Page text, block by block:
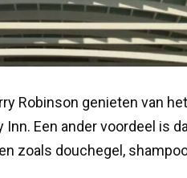
Robinson genieten van
Een ander voordeel is
zoals douchegel,